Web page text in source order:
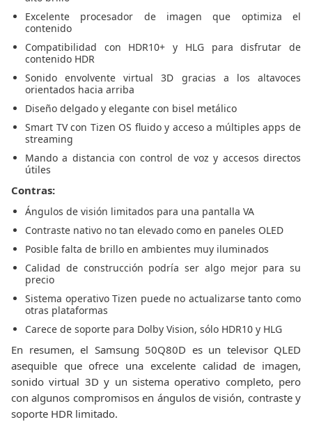
Excelente procesador de imagen que optimiza el
contenido
Compatibilidad con HDR10+ y HLG para disfrutar de
contenido HDR
Sonido envolvente virtual 3D gracias a los altavoces
orientados hacia arriba
Diseño delgado y elegante con bisel metálico
Smart TV con Tizen OS fluido y acceso a múltiples apps de
streaming
Mando a distancia con control de voz y accesos directos
útiles
Contras:
Ángulos de visión limitados para una pantalla VA
Contraste nativo no tan elevado como en paneles OLED
Posible falta de brillo en ambientes muy iluminados
Calidad de construcción podría ser algo mejor para su
precio
Sistema operativo Tizen puede no actualizarse tanto como
otras plataformas
Carece de soporte para Dolby Vision, sólo HDR10 y HLG
En resumen, el Samsung 50Q80D es un televisor QLED
asequible que ofrece una excelente calidad de imagen,
sonido virtual 3D y un sistema operativo completo, pero
con algunos compromisos en ángulos de visión, contraste y
soporte HDR limitado.